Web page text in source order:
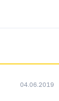
04.06.2019